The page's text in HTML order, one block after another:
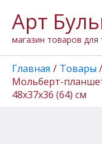
содержимому
Арт
магазин товаров для
Главная
Товары
Мольберт-
48х37х36 (64) см
товара
Мольберт-
планшет
настольный
№5
"Сонет",
бук,
48х37х36